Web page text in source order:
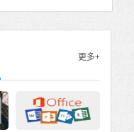
更多+